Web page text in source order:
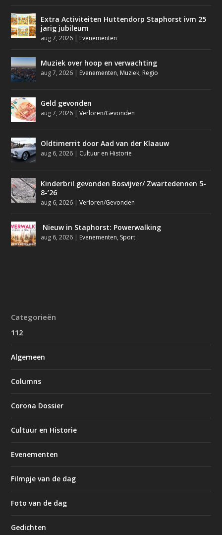
Extra Activiteiten Huttendorp Staphorst ivm 25
jarig jubileum
aug 7, 2026 | Evenementen
Muziek over hoop en verwachting
aug 7, 2026 | Evenementen, Muziek, Regio
Geld gevonden
aug 7, 2026 |Verloren/Gevonden
Oldtimerrit door Aad van der Klaauw
aug 6, 2026 | Cultuur en Historie
Kinderbril gevonden Bosvijver/ Zwartedennen 5-
8-’26
aug 6, 2026 |Verloren/Gevonden
Nieuw in Staphorst: Powerwalking
aug 6, 2026 | Evenementen, Sport
Categorieën
112
Algemeen
Columns
Corona Dossier
Cultuur en Historie
Evenementen
Filmpje van de dag
Foto van de dag
Gedichten